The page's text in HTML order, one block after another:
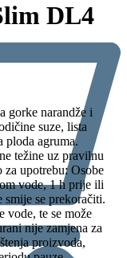
DL4
gorke narandže i
suze, lista
ploda agruma.
težine uz pravilnu
upotrebu: Osobe
vode, 1 h prije ili
smije se prekoračiti.
vode, te se može
nije zamjena za
proizvoda,